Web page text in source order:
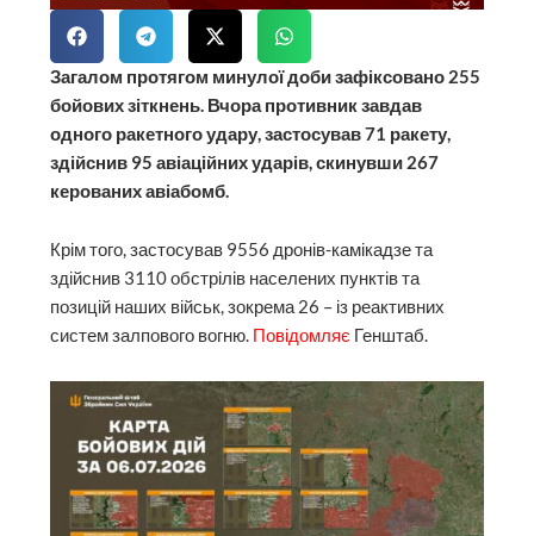
Загалом протягом минулої доби зафіксовано 255
бойових зіткнень. Вчора противник завдав
одного ракетного удару, застосував 71 ракету,
здійснив 95 авіаційних ударів, скинувши 267
керованих авіабомб.
Крім того, застосував 9556 дронів-камікадзе та
здійснив 3110 обстрілів населених пунктів та
позицій наших військ, зокрема 26 – із реактивних
систем залпового вогню. Повідомляє Генштаб.